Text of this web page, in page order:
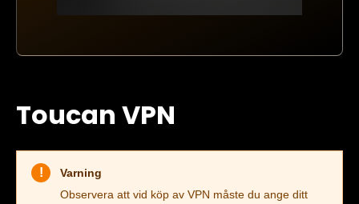
Toucan VPN
!
Varning
Observera att vid köp av VPN måste du ange ditt